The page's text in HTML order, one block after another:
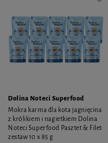
Dolina Noteci Superfood
Mokra karma dla kota jagnięcina
z królikiem i nagietkiem Dolina
Noteci Superfood Pasztet & Filet
zestaw 10 x 85 g